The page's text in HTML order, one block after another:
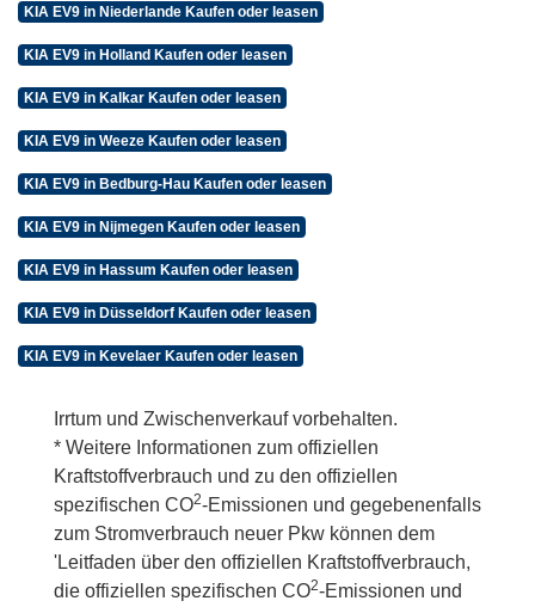
KIA EV9 in Niederlande Kaufen oder leasen
KIA EV9 in Holland Kaufen oder leasen
KIA EV9 in Kalkar Kaufen oder leasen
KIA EV9 in Weeze Kaufen oder leasen
KIA EV9 in Bedburg-Hau Kaufen oder leasen
KIA EV9 in Nijmegen Kaufen oder leasen
KIA EV9 in Hassum Kaufen oder leasen
KIA EV9 in Düsseldorf Kaufen oder leasen
KIA EV9 in Kevelaer Kaufen oder leasen
Irrtum und Zwischenverkauf vorbehalten.
* Weitere Informationen zum offiziellen
Kraftstoffverbrauch und zu den offiziellen
spezifischen CO2-Emissionen und gegebenenfalls
zum Stromverbrauch neuer Pkw können dem
'Leitfaden über den offiziellen Kraftstoffverbrauch,
die offiziellen spezifischen CO2-Emissionen und